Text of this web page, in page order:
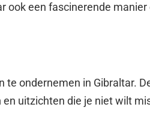
ook een fascinerende
ondernemen in Gibraltar.
uitzichten die je niet wilt